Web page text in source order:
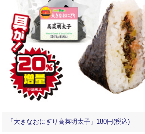
「大きなおにぎり高菜明太子」180円(税込)